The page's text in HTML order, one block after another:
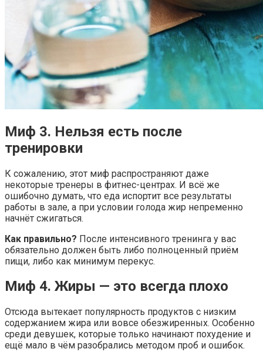
Миф 3. Нельзя есть после
тренировки
К сожалению, этот миф распространяют даже
некоторые тренеры в фитнес-центрах. И всё же
ошибочно думать, что еда испортит все результаты
работы в зале, а при условии голода жир непременно
начнёт сжигаться.
Как правильно? После интенсивного тренинга у вас
обязательно должен быть либо полноценный приём
пищи, либо как минимум перекус.
Миф 4. Жиры — это всегда плохо
Отсюда вытекает популярность продуктов с низким
содержанием жира или вовсе обезжиренных. Особенно
среди девушек, которые только начинают похудение и
ещё мало в чём разобрались методом проб и ошибок.